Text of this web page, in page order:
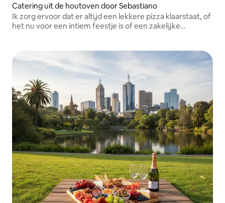
Catering uit de houtoven door Sebastiano
Ik zorg ervoor dat er altijd een lekkere pizza klaarstaat, of
het nu voor een intiem feestje is of een zakelijke